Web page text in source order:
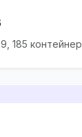
185 контейнер